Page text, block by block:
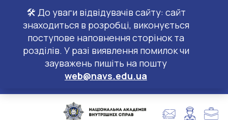
🛠️ До уваги відвідувачів сайту: сайт
знаходиться в розробці, виконується
поступове наповнення сторінок та
розділів. У разі виявлення помилок чи
зауважень пишіть на пошту
web@navs.edu.ua